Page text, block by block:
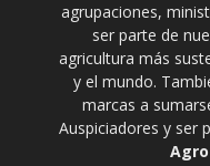
agrupaciones,
ser parte de
agricultura más
y el mundo.
marcas a
Auspiciadores y ser